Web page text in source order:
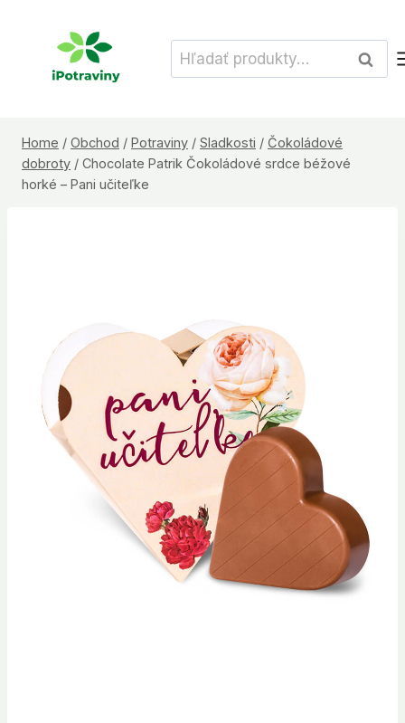
Hľadať:
Home / Obchod / Potraviny / Sladkosti / Čokoládové
dobroty / Chocolate Patrik Čokoládové srdce béžové
horké – Pani učiteľke